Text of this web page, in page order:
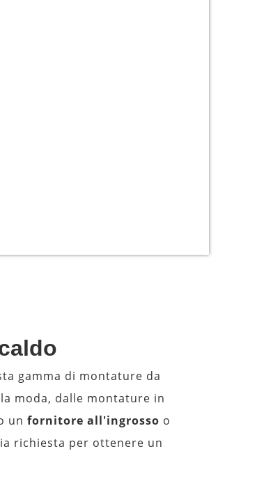
gamma di montature da
moda, dalle montature in
un fornitore all'ingrosso o
richiesta per ottenere un